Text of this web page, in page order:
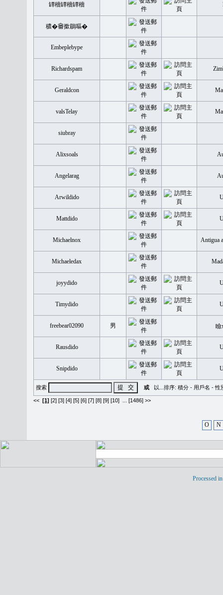
罈穡罈穡罈穡
穠�𤲞撳鶥嘔�
Embeplebype
Richardspam
Geraldcon
valsTelay
siubray
Alixsoals
Angelarag
Arwildido
Mattdido
Michaelnox Antigua
Michaeledax
joyydido
Timydido
freebear02090 男
Rausdido
Snipdido
搜索 或 以...排序: 積分 - 用戶名 -性
<< [1] [2] [3] [4] [5] [6] [7] [8] [9] [10] [1486] >>
O N
Processed